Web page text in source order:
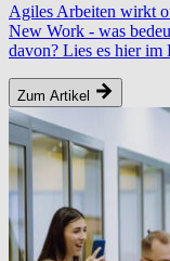
Agiles Arbeiten wirkt
New Work - was
davon? Lies es hier im
Zum Artikel